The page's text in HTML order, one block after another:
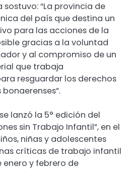
sostuvo: “La provincia de
del país que destina un
para las acciones de la
gracias a la voluntad
y al compromiso de un
que trabaja
resguardar los derechos
lanzó la 5° edición del
sin Trabajo Infantil”, en el
niñas y adolescentes
críticas de trabajo infantil
y febrero de